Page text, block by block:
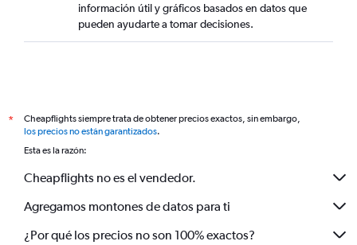
información útil y gráficos basados en datos que
pueden ayudarte a tomar decisiones.
*
Cheapflights siempre trata de obtener precios exactos, sin embargo,
los precios no están garantizados.
Esta es la razón:
Cheapflights no es el vendedor.
Agregamos montones de datos para ti
¿Por qué los precios no son 100% exactos?